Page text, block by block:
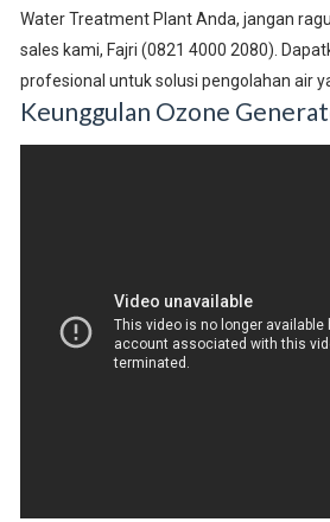
Water Treatment Plant Anda, jangan
sales kami, Fajri (0821 4000 2080).
profesional untuk solusi pengolahan air
Keunggulan Ozone